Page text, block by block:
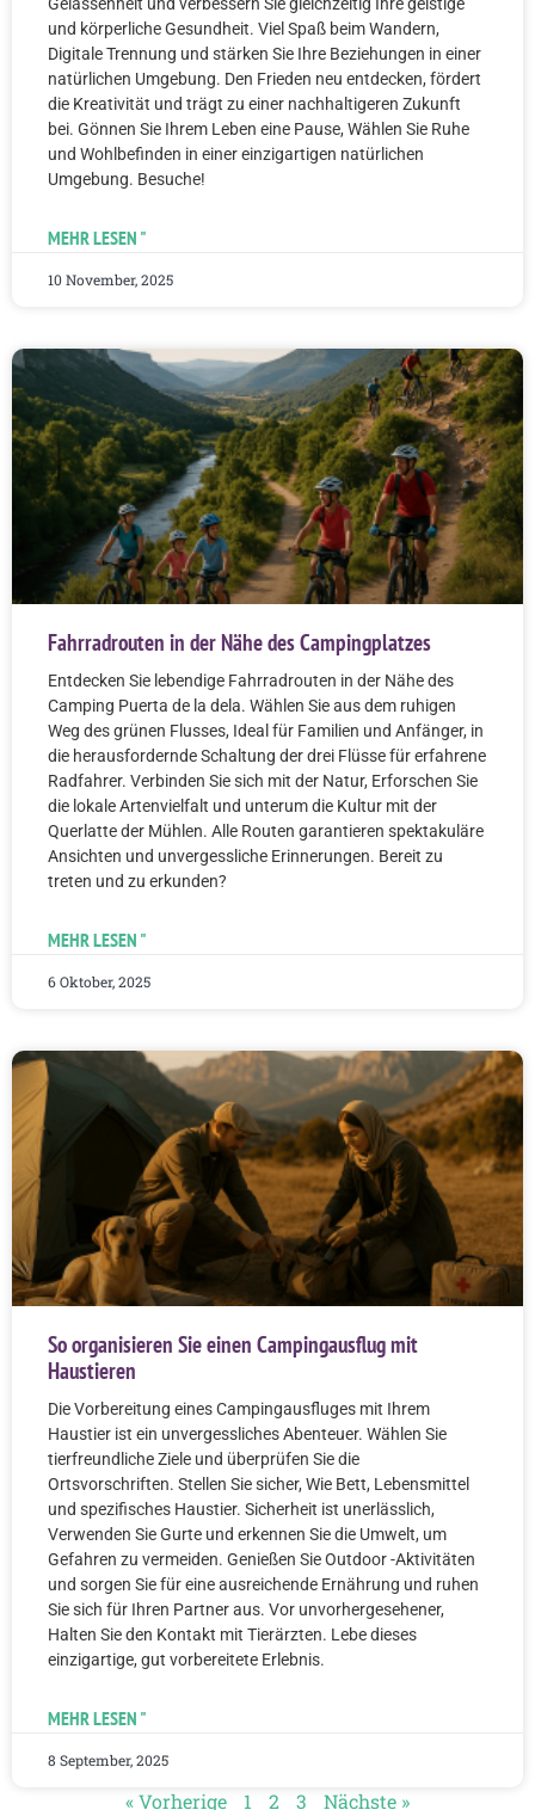
und körperliche Gesundheit. Viel Spaß beim Wandern,
Digitale Trennung und stärken Sie Ihre Beziehungen in einer
natürlichen Umgebung. Den Frieden neu entdecken, fördert
die Kreativität und trägt zu einer nachhaltigeren Zukunft
bei. Gönnen Sie Ihrem Leben eine Pause, Wählen Sie Ruhe
und Wohlbefinden in einer einzigartigen natürlichen
Umgebung. Besuche!
MEHR LESEN "
10 November, 2025
Fahrradrouten in der Nähe des Campingplatzes
Entdecken Sie lebendige Fahrradrouten in der Nähe des
Camping Puerta de la dela. Wählen Sie aus dem ruhigen
Weg des grünen Flusses, Ideal für Familien und Anfänger, in
die herausfordernde Schaltung der drei Flüsse für erfahrene
Radfahrer. Verbinden Sie sich mit der Natur, Erforschen Sie
die lokale Artenvielfalt und unterum die Kultur mit der
Querlatte der Mühlen. Alle Routen garantieren spektakuläre
Ansichten und unvergessliche Erinnerungen. Bereit zu
treten und zu erkunden?
MEHR LESEN "
6 Oktober, 2025
So organisieren Sie einen Campingausflug mit
Haustieren
Die Vorbereitung eines Campingausfluges mit Ihrem
Haustier ist ein unvergessliches Abenteuer. Wählen Sie
tierfreundliche Ziele und überprüfen Sie die
Ortsvorschriften. Stellen Sie sicher, Wie Bett, Lebensmittel
und spezifisches Haustier. Sicherheit ist unerlässlich,
Verwenden Sie Gurte und erkennen Sie die Umwelt, um
Gefahren zu vermeiden. Genießen Sie Outdoor -Aktivitäten
und sorgen Sie für eine ausreichende Ernährung und ruhen
Sie sich für Ihren Partner aus. Vor unvorhergesehener,
Halten Sie den Kontakt mit Tierärzten. Lebe dieses
einzigartige, gut vorbereitete Erlebnis.
MEHR LESEN "
8 September, 2025
« Vorherige 1 2 3 Nächste »